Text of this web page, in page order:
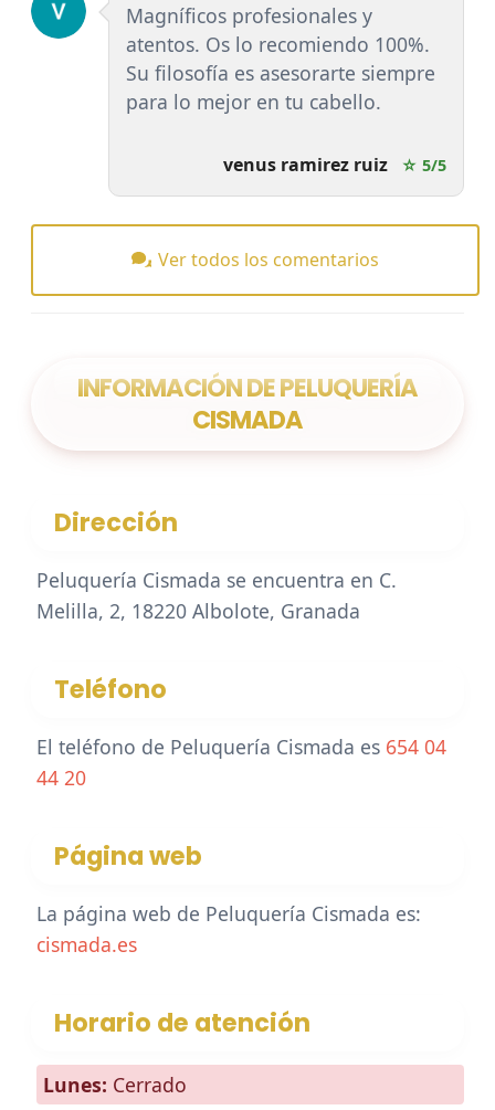
Magníficos profesionales y
atentos. Os lo recomiendo 100%.
Su filosofía es asesorarte siempre
para lo mejor en tu cabello.
venus ramirez ruiz ☆ 5/5
Ver todos los comentarios
INFORMACIÓN DE PELUQUERÍA
CISMADA
Dirección
Peluquería Cismada se encuentra en C.
Melilla, 2, 18220 Albolote, Granada
Teléfono
El teléfono de Peluquería Cismada es 654 04
44 20
Página web
La página web de Peluquería Cismada es:
cismada.es
Horario de atención
Lunes: Cerrado